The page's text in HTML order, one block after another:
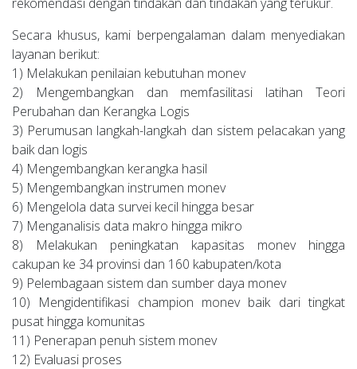
Secara khusus, kami berpengalaman dalam menyediakan
layanan berikut:
1) Melakukan penilaian kebutuhan monev
2) Mengembangkan dan memfasilitasi latihan Teori
Perubahan dan Kerangka Logis
3) Perumusan langkah-langkah dan sistem pelacakan yang
baik dan logis
4) Mengembangkan kerangka hasil
5) Mengembangkan instrumen monev
6) Mengelola data survei kecil hingga besar
7) Menganalisis data makro hingga mikro
8) Melakukan peningkatan kapasitas monev hingga
cakupan ke 34 provinsi dan 160 kabupaten/kota
9) Pelembagaan sistem dan sumber daya monev
10) Mengidentifikasi champion monev baik dari tingkat
pusat hingga komunitas
11) Penerapan penuh sistem monev
12) Evaluasi proses